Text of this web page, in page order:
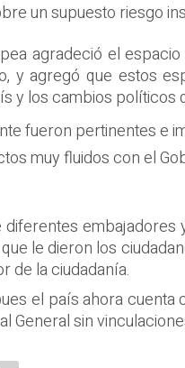
un supuesto riesgo
agradeció el
y agregó que estos
y los cambios políticos
fueron pertinentes
muy fluidos con el
le dieron los
de la ciudadanía.
el país ahora
General sin